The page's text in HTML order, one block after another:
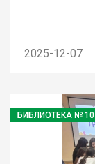
2025-12-07
БИБЛИОТЕКА № 10